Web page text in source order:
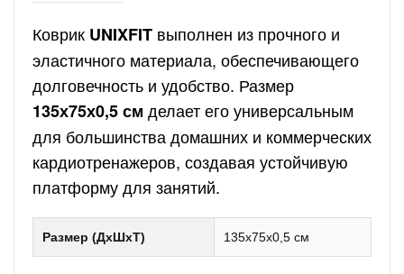
Коврик UNIXFIT выполнен из прочного и
эластичного материала, обеспечивающего
долговечность и удобство. Размер
135х75х0,5 см делает его универсальным
для большинства домашних и коммерческих
кардиотренажеров, создавая устойчивую
платформу для занятий.
Размер (ДхШхТ) 135х75х0,5 см